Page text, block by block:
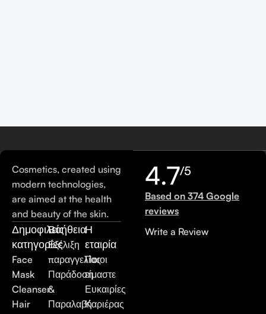
Cosmetics, created using
modern technologies,
are aimed at the health
and beauty of the skin.
Δημοφιλείς
κατηγορίες
Face
Mask
Cleanser
Hair
Βοήθεια
Εξέλιξη
παραγγελίας
Παράδοση
&
Παραλαβή
Η
εταιρία
Ποιοι
είμαστε
Ευκαιρίες
Καριέρας
4.7/5
Based on 374 Google
reviews
Write a Review